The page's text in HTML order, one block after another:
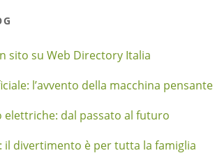
sito su Web Directory Italia
l’avvento della macchina pensante
elettriche: dal passato al futuro
il divertimento è per tutta la famiglia